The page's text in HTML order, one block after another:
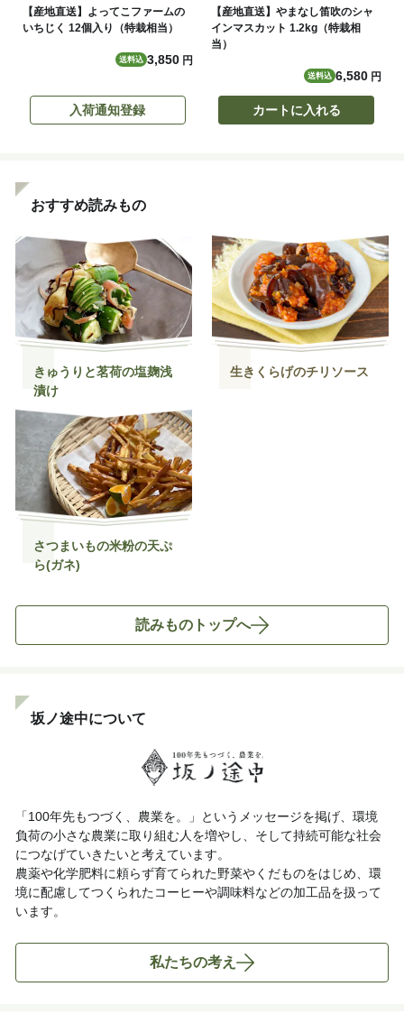
【産地直送】よってこファームの
いちじく 12個入り（特栽相当）
送料込 3,850円
入荷通知登録
【産地直送】やまなし笛吹のシャ
インマスカット 1.2kg（特栽相
当）
送料込 6,580 円
カートに入れる
おすすめ読みもの
きゅうりと茗荷の塩麹浅
漬け
生きくらげのチリソース
さつまいもの米粉の天ぷ
ら(ガネ)
読みものトップへ
坂ノ途中について
「100年先もつづく、農業を。」というメッセージを掲げ、環境
負荷の小さな農業に取り組む人を増やし、そして持続可能な社会
につなげていきたいと考えています。
農薬や化学肥料に頼らず育てられた野菜やくだものをはじめ、環
境に配慮してつくられたコーヒーや調味料などの加工品を扱って
います。
私たちの考え